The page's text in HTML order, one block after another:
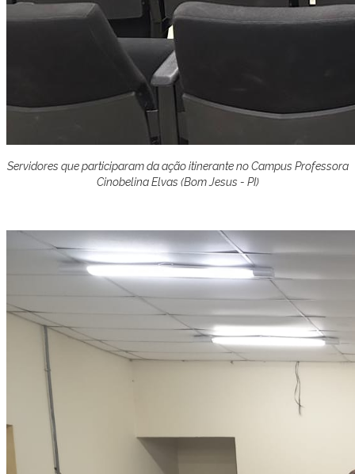
Servidores que participaram da ação itinerante no Campus Professora
Cinobelina Elvas (Bom Jesus - PI)